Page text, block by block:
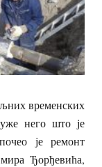
временских
него што је
је ремонт
Ђорђевића,